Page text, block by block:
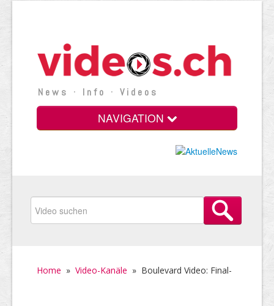
News · Info · Videos
NAVIGATION
Home » Video-Kanäle » Boulevard Video: Final-